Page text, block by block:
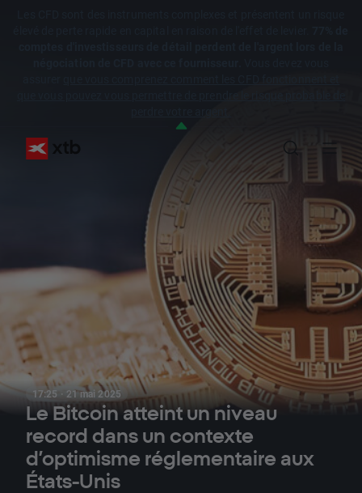
17:25 · 21 mai 2025
Le Bitcoin atteint un niveau
record dans un contexte
d’optimisme réglementaire aux
États-Unis